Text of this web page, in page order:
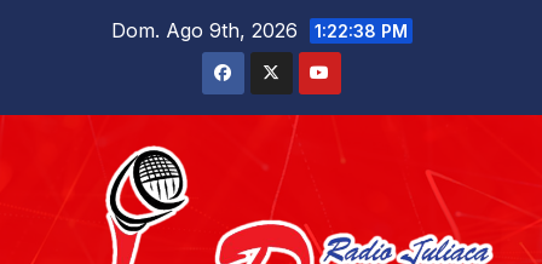
Dom. Ago 9th, 2026 1:22:39 PM